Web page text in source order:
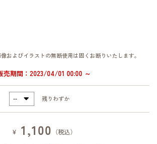
およびイラストの無断使用は固くお断りいたします。
売期間：2023/04/01 00:00 ～
残りわずか
¥ 1,100
（税込）